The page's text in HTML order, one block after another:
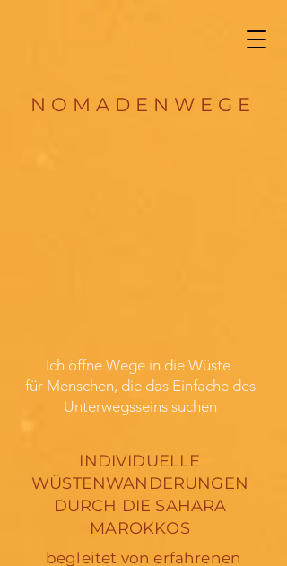
N O M A D E N W E G E
Ich öffne Wege in die Wüste
für Menschen, die das Einfache des
Unterwegsseins suchen
INDIVIDUELLE
WÜSTENWANDERUNGEN
DURCH DIE SAHARA
MAROKKOS
begleitet von erfahrenen